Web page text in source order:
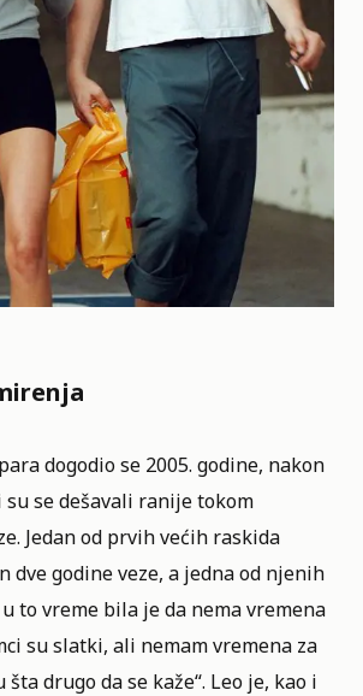
dogodio se 2005. godine, nakon
se dešavali ranije tokom
Jedan od prvih većih raskida
dve godine veze, a jedna od njenih
to vreme bila je da nema vremena
su slatki, ali nemam vremena za
šta drugo da se kaže“. Leo je, kao i